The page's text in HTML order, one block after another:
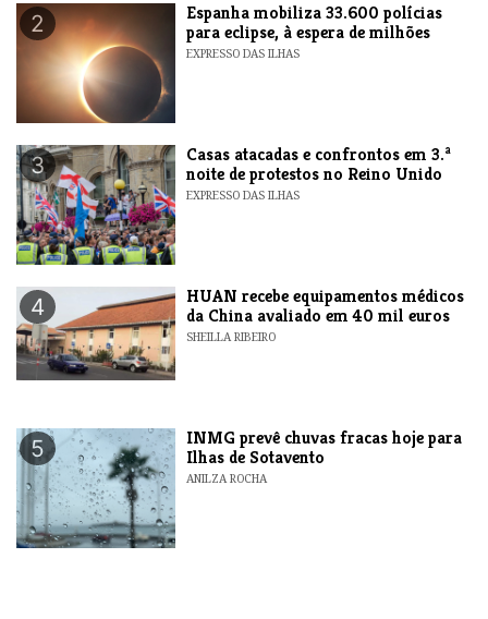
2
Espanha mobiliza 33.600 polícias
para eclipse, à espera de milhões
EXPRESSO DAS ILHAS
3
Casas atacadas e confrontos em 3.ª
noite de protestos no Reino Unido
EXPRESSO DAS ILHAS
4
HUAN recebe equipamentos médicos
da China avaliado em 40 mil euros
SHEILLA RIBEIRO
5
INMG prevê chuvas fracas hoje para
Ilhas de Sotavento
ANILZA ROCHA